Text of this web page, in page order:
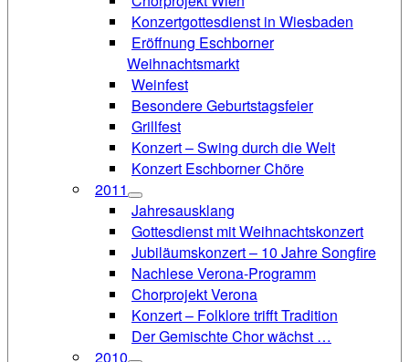
Konzertgottesdienst in Wiesbaden
Eröffnung Eschborner
Weihnachtsmarkt
Weinfest
Besondere Geburtstagsfeier
Grillfest
Konzert – Swing durch die Welt
Konzert Eschborner Chöre
2011
Jahresausklang
Gottesdienst mit Weihnachtskonzert
Jubiläumskonzert – 10 Jahre Songfire
Nachlese Verona-Programm
Chorprojekt Verona
Konzert – Folklore trifft Tradition
Der Gemischte Chor wächst …
2010